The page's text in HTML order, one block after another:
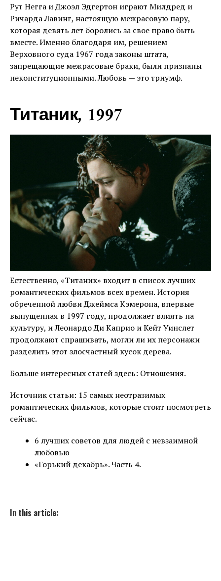
Рут Негга и Джоэл Эдгертон играют Милдред и
Ричарда Лавинг, настоящую межрасовую пару,
которая девять лет боролись за свое право быть
вместе. Именно благодаря им, решением
Верховного суда 1967 года законы штата,
запрещающие межрасовые браки, были признаны
неконституционными. Любовь — это триумф.
Титаник, 1997
Естественно, «Титаник» входит в список лучших
романтических фильмов всех времен. История
обреченной любви Джеймса Кэмерона, впервые
выпущенная в 1997 году, продолжает влиять на
культуру, и Леонардо Ди Каприо и Кейт Уинслет
продолжают спрашивать, могли ли их персонажи
разделить этот злосчастный кусок дерева.
Больше интересных статей здесь: Отношения.
Источник статьи: 15 самых неотразимых
романтических фильмов, которые стоит посмотреть
сейчас.
6 лучших советов для людей с невзаимной
любовью
«Горький декабрь». Часть 4.
In this article: